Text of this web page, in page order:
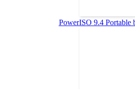
PowerISO 9.4 Portable